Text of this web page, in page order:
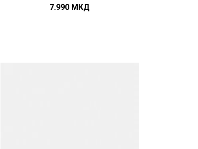
7.990 МКД